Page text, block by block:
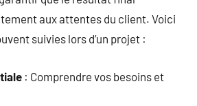
aux attentes du client. Voici
suivies lors d’un projet :
: Comprendre vos besoins et